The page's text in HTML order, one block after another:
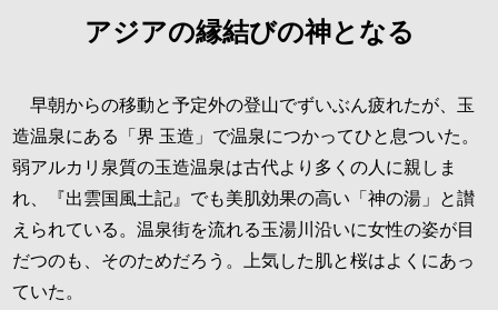
アジアの縁結びの神となる
早朝からの移動と予定外の登山でずいぶん疲れたが、玉
造温泉にある「界 玉造」で温泉につかってひと息ついた。
弱アルカリ泉質の玉造温泉は古代より多くの人に親しま
れ、『出雲国風土記』でも美肌効果の高い「神の湯」と讃
えられている。温泉街を流れる玉湯川沿いに女性の姿が目
だつのも、そのためだろう。上気した肌と桜はよくにあっ
ていた。